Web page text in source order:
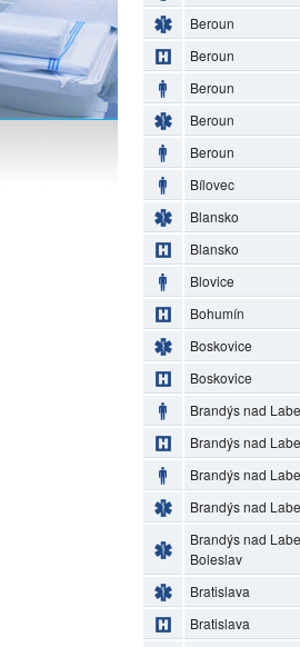
Beroun
Beroun
Beroun
Beroun
Beroun
Bílovec
Blansko
Blansko
Blovice
Bohumín
Boskovice
Boskovice
Brandýs nad
Brandýs nad
Brandýs nad
Brandýs nad
Brandýs nad
Boleslav
Bratislava
Bratislava